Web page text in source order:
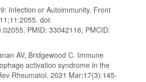
Infection or Autoimmunity. Front
doi:
PMID: 33042116; PMCID:
AV, Bridgewood C. Immune
activation syndrome in the
Rheumatol. 2021 Mar;17(3):145-